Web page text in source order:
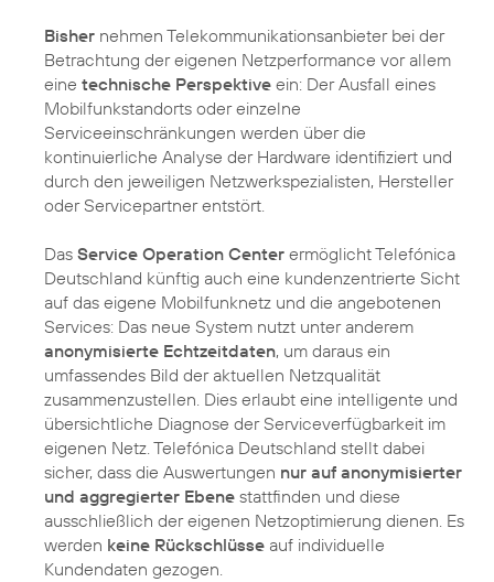
Bisher nehmen Telekommunikationsanbieter bei der
Betrachtung der eigenen Netzperformance vor allem
eine technische Perspektive ein: Der Ausfall eines
Mobilfunkstandorts oder einzelne
Serviceeinschränkungen werden über die
kontinuierliche Analyse der Hardware identifiziert und
durch den jeweiligen Netzwerkspezialisten, Hersteller
oder Servicepartner entstört.
Das Service Operation Center ermöglicht Telefónica
Deutschland künftig auch eine kundenzentrierte Sicht
auf das eigene Mobilfunknetz und die angebotenen
Services: Das neue System nutzt unter anderem
anonymisierte Echtzeitdaten, um daraus ein
umfassendes Bild der aktuellen Netzqualität
zusammenzustellen. Dies erlaubt eine intelligente und
übersichtliche Diagnose der Serviceverfügbarkeit im
eigenen Netz. Telefónica Deutschland stellt dabei
sicher, dass die Auswertungen nur auf anonymisierter
und aggregierter Ebene stattfinden und diese
ausschließlich der eigenen Netzoptimierung dienen. Es
werden keine Rückschlüsse auf individuelle
Kundendaten gezogen.